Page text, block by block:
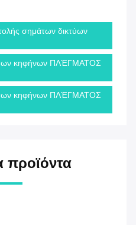
σημάτων δικτύων
κηφήνων ΠΛΈΓΜΑΤΟΣ
κηφήνων ΠΛΈΓΜΑΤΟΣ
προϊόντα